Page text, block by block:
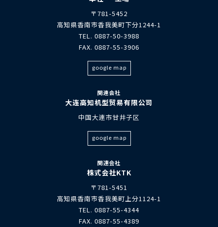
〒781-5452
高知県香南市香我美町下分1244-1
TEL. 0887-50-3988
FAX. 0887-55-3906
google map
関連会社
大连高知机型贸易有限公司
中国大連市甘井子区
google map
関連会社
株式会社KTK
〒781-5451
高知県香南市香我美町上分1124-1
TEL. 0887-55-4344
FAX. 0887-55-4389